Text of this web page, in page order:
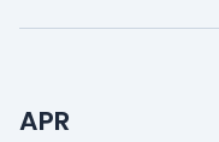
APR